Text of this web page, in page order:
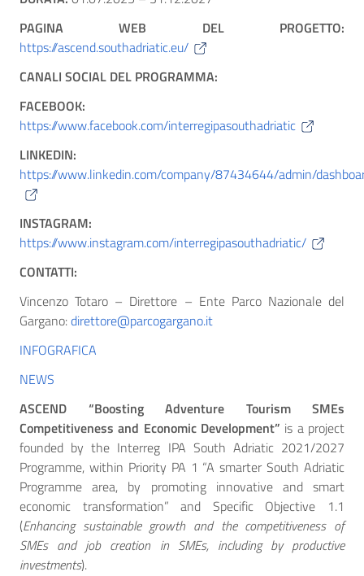
PAGINA WEB DEL PROGETTO:
https://ascend.southadriatic.eu/
CANALI SOCIAL DEL PROGRAMMA:
FACEBOOK:
https://www.facebook.com/interregipasouthadriatic
LINKEDIN:
https://www.linkedin.com/company/87434644/admin/
INSTAGRAM:
https://www.instagram.com/interregipasouthadriatic/
CONTATTI:
Vincenzo Totaro – Direttore – Ente Parco Nazionale del
Gargano:direttore@parcogargano.it
INFOGRAFICA
NEWS
ASCEND “Boosting Adventure Tourism SMEs
Competitiveness and Economic Development” is a project
founded by the Interreg IPA South Adriatic 2021/2027
Programme, within Priority PA 1 “A smarter South Adriatic
Programme area, by promoting innovative and smart
economic transformation” and Specific Objective 1.1
(Enhancing sustainable growth and the competitiveness of
SMEs and job creation in SMEs, including by productive
investments).